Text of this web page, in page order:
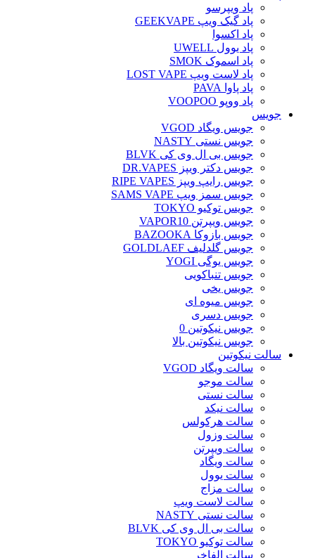
پاد ویپرسو
پاد گیک ویپ GEEKVAPE
پاد اکسوا
پاد یوول UWELL
پاد اسموک SMOK
پاد لاست ویپ LOST VAPE
پاد پاوا PAVA
پاد ووپو VOOPOO
جویس‌
جویس ویگاد VGOD
جویس نستی NASTY
جویس بی ال وی کی BLVK
جویس دکتر ویپز DR.VAPES
جویس رایپ ویپز RIPE VAPES
جویس سمز ویپ SAMS VAPE
جویس توکیو TOKYO
جویس ویپرتن VAPOR10
جویس بازوکا BAZOOKA
جویس گلدلیف GOLDLAEF
جویس یوگی YOGI
جویس تنباکویی
جویس یخی
جویس میوه ای
جویس دسری
جویس نیکوتین 0
جویس نیکوتین بالا
سالت نیکوتین
سالت ویگاد VGOD
سالت موجو
سالت نستی
سالت نیکد
سالت هرکولس
سالت وزول
سالت ویپرتن
سالت ویگاد
سالت یوول
سالت مزاج
سالت لاست ویپ
سالت نستی NASTY
سالت بی ال وی کی BLVK
سالت توکیو TOKYO
سالت الفاخر